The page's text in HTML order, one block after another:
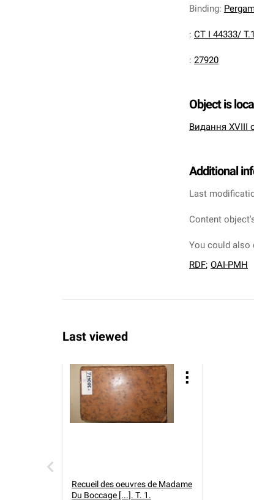
Binding:
: CT I 44333/
: 27920
Object is
Видання XVIII
Additional
Last
Content
You could also
RDF; OAI-PMH
Last viewed
Recueil des oeuvres de Madame
Du Boccage [...]. T. 1.